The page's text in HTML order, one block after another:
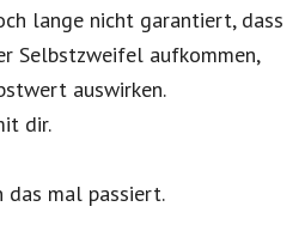
lange nicht garantiert, dass
Selbstzweifel aufkommen,
auswirken.
dir.
das mal passiert.